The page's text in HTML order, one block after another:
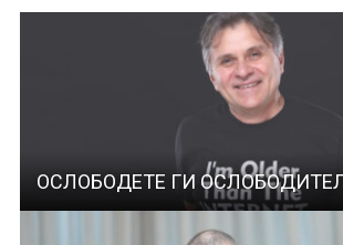
ОСЛОБОДЕТЕ ГИ